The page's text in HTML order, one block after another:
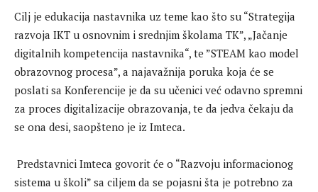
Cilj je edukacija nastavnika uz teme kao što su “Strategija
razvoja IKT u osnovnim i srednjim školama TK”, „Jačanje
digitalnih kompetencija nastavnika“, te ”STEAM kao model
obrazovnog procesa”, a najavažnija poruka koja će se
poslati sa Konferencije je da su učenici već odavno spremni
za proces digitalizacije obrazovanja, te da jedva čekaju da
se ona desi, saopšteno je iz Imteca.
Predstavnici Imteca govorit će o “Razvoju informacionog
sistema u školi” sa ciljem da se pojasni šta je potrebno za